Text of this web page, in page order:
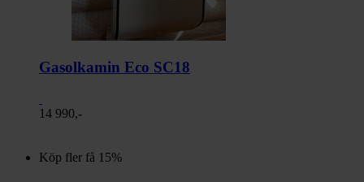
Gasolkamin Eco SC18
14 990,-
Köp fler få 15%